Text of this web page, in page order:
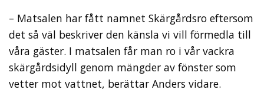
– Matsalen har fått namnet Skärgårdsro eftersom
det så väl beskriver den känsla vi vill förmedla till
våra gäster. I matsalen får man ro i vår vackra
skärgårdsidyll genom mängder av fönster som
vetter mot vattnet, berättar Anders vidare.